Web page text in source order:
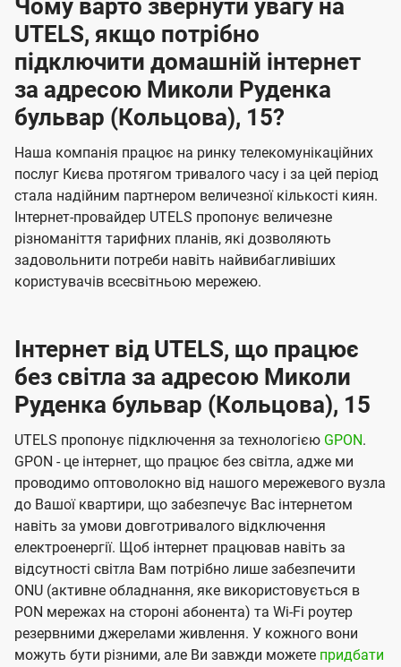
Чому варто звернути увагу на
UTELS, якщо потрібно
підключити домашній інтернет
за адресою Миколи Руденка
бульвар (Кольцова), 15?
Наша компанія працює на ринку телекомунікаційних
послуг Києва протягом тривалого часу і за цей період
стала надійним партнером величезної кількості киян.
Інтернет-провайдер UTELS пропонує величезне
різноманіття тарифних планів, які дозволяють
задовольнити потреби навіть найвибагливіших
користувачів всесвітньою мережею.
Інтернет від UTELS, що працює
без світла за адресою Миколи
Руденка бульвар (Кольцова), 15
UTELS пропонує підключення за технологією GPON.
GPON - це інтернет, що працює без світла, адже ми
проводимо оптоволокно від нашого мережевого вузла
до Вашої квартири, що забезпечує Вас інтернетом
навіть за умови довготривалого відключення
електроенергії. Щоб інтернет працював навіть за
відсутності світла Вам потрібно лише забезпечити
ONU (активне обладнання, яке використовується в
PON мережах на стороні абонента) та Wi-Fi роутер
резервними джерелами живлення. У кожного вони
можуть бути різними, але Ви завжди можете придбати